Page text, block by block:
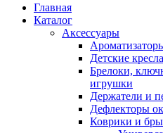
Главная
Каталог
Аксессуары
Детские
Брелоки,
игрушки
Держатели и
Дефлекторы
Коврики и